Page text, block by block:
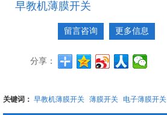
早教机薄膜开关
留言咨询 更多信息
分享：
关键词： 早教机薄膜开关 薄膜开关 电子薄膜开关